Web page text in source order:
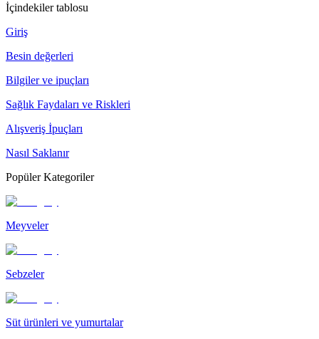
İçindekiler tablosu
Giriş
Besin değerleri
Bilgiler ve ipuçları
Sağlık Faydaları ve Riskleri
Alışveriş İpuçları
Nasıl Saklanır
Popüler Kategoriler
Meyveler
Sebzeler
Süt ürünleri ve yumurtalar